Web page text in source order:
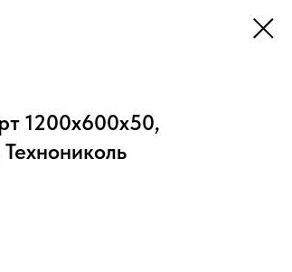
1200х600х50,